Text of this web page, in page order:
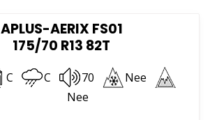
APLUS-AERIX FS01
175/70 R13 82T
C C 70
Nee
Nee